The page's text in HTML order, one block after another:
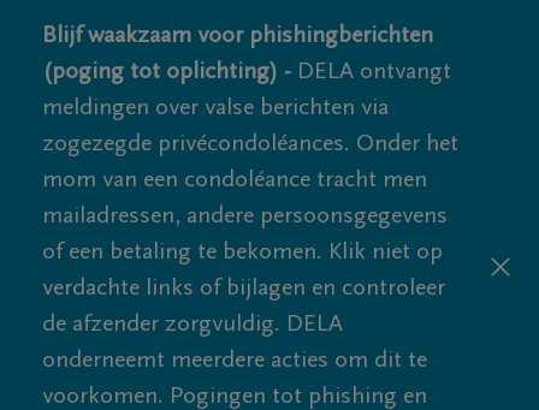
Blijf waakzaam voor phishingberichten
(poging tot oplichting) - DELA ontvangt
meldingen over valse berichten via
zogezegde privécondoléances. Onder het
mom van een condoléance tracht men
mailadressen, andere persoonsgegevens
of een betaling te bekomen. Klik niet op
verdachte links of bijlagen en controleer
de afzender zorgvuldig. DELA
onderneemt meerdere acties om dit te
voorkomen. Pogingen tot phishing en